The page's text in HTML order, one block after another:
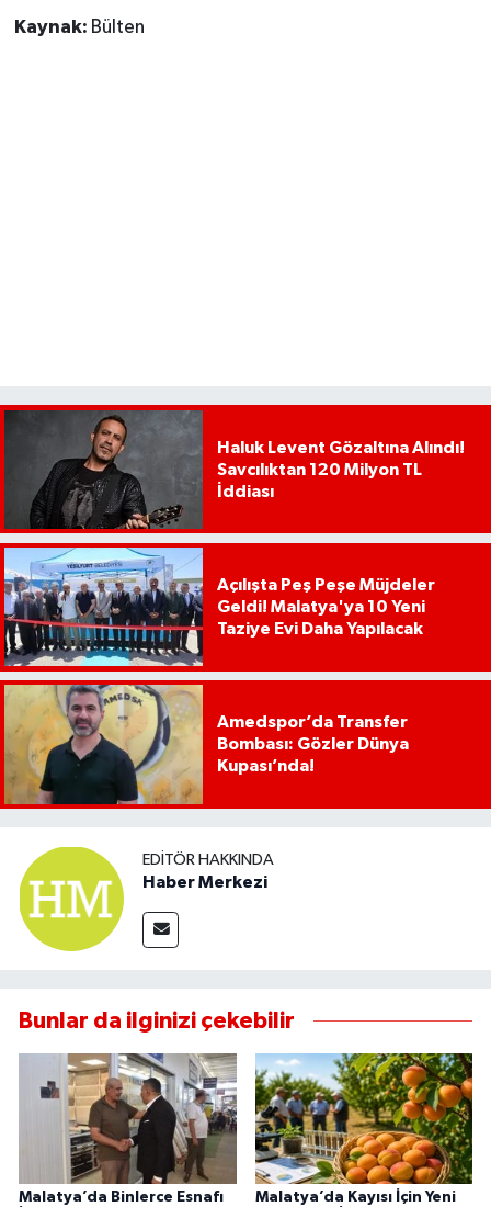
Kaynak: Bülten
Haluk Levent Gözaltına Alındı!
Savcılıktan 120 Milyon TL
İddiası
Açılışta Peş Peşe Müjdeler
Geldi! Malatya'ya 10 Yeni
Taziye Evi Daha Yapılacak
Amedspor’da Transfer
Bombası: Gözler Dünya
Kupası’nda!
EDITÖR HAKKINDA
Haber Merkezi
Bunlar da ilginizi çekebilir
Malatya’da Binlerce Esnafı
Malatya’da Kayısı İçin Yeni